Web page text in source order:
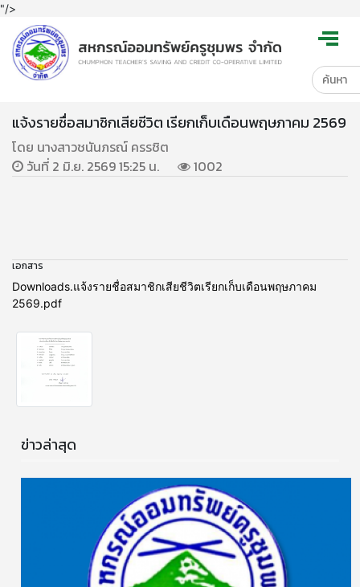
"/>
แจ้งรายชื่อสมาชิกเสียชีวิต เรียกเก็บเดือนพฤษภาคม 2569
โดย นางสาวชนันภรณ์ ครรชิต
วันที่ 2 มิ.ย. 2569 15:25 น.
1002
เอกสาร
Downloads.แจ้งรายชื่อสมาชิกเสียชีวิตเรียกเก็บเดือนพฤษภาคม
2569.pdf
ข่าวล่าสุด